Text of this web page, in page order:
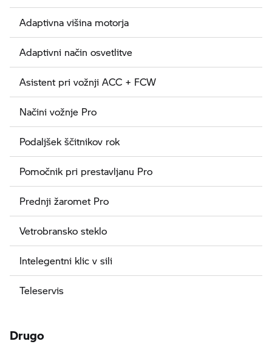
Adaptivna višina motorja
Adaptivni način osvetlitve
Asistent pri vožnji ACC + FCW
Načini vožnje Pro
Podaljšek ščitnikov rok
Pomočnik pri prestavljanu Pro
Prednji žaromet Pro
Vetrobransko steklo
Intelegentni klic v sili
Teleservis
Drugo